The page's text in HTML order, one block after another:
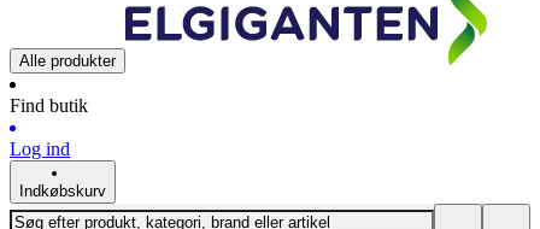
Alle produkter
Find butik
Log ind
Indkøbskurv